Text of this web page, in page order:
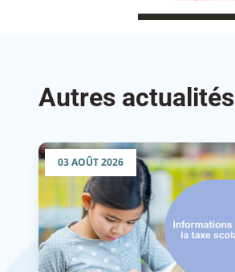
Autres actualités
03 AOÛT 2026